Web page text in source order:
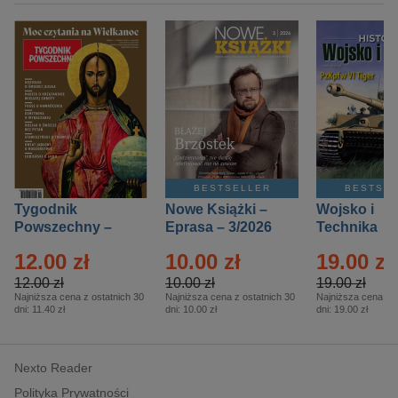
Tygodnik
Powszechny –
12.00 zł
12.00 zł
Najniższa cena z ostatnich 30
dni: 11.40 zł
BESTSELLER
Nowe Książki –
Eprasa – 3/2026
10.00 zł
10.00 zł
Najniższa cena z ostatnich 30
dni: 10.00 zł
Wojsko i
Technika
– 2/2026
19.00 zł
19.00 zł
Najniższa cena z
dni: 19.00 zł
Nexto Reader
Polityka Prywatności